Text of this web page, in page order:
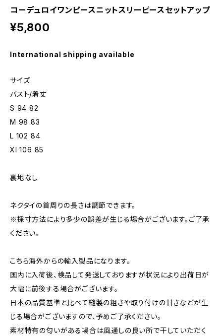
コーデュロイワンピースニットスリーピースセットアップ
¥5,800
International shipping available
サイズ
バスト/着丈
S 94 82
M 98 83
L 102 84
Xl 106 85
裏地なし
ネクタイの首周りの長さは調節できます。
※採寸方法により多少の誤差が生じる場合がございます。ご了承
ください。
こちら海外からの輸入製品になります。
国内に入荷後、検品して発送しておりますが状況により出荷日が
大幅に前後する場合がございます。
日本の品質基準と比べて縫製の粗さや取り付けの甘さなどが生
じる場合がございますので、予めご了承ください。
素材特有の匂いがある場合は風通しの良い所で干していただく